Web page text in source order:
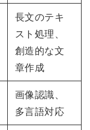
長文のテキ
スト処理、
創造的な文
章作成
画像認識、
多言語対応